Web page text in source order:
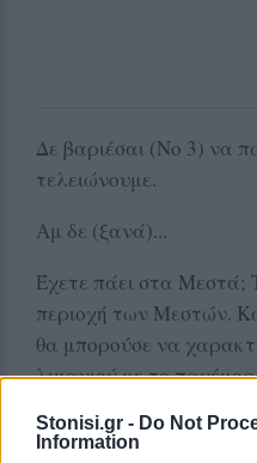
Stonisi.gr - Do Not
Information
Δε βαριέσαι (Νο 3) να
τελειώνουμε.
Αμ δε (ξανά)...
Έχετε πάει στα Μεστά;
περιοχή των Μεστών.
θα μπορούσε να
λιμανιού με το
Το λιμάνι είναι ένα